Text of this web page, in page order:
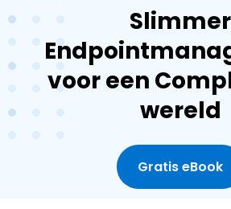
Slimmer
voor een
wereld
Gratis eBook